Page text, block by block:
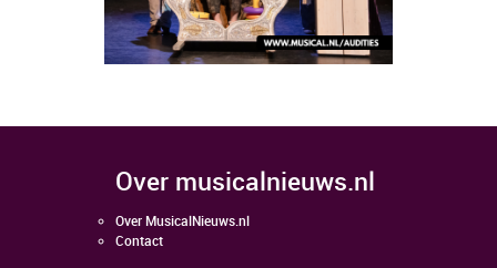
over musicalnieuws.nl
Over MusicalNieuws.nl
Contact